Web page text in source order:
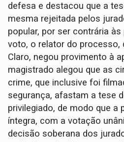
defesa e destacou que a
mesma rejeitada pelos
popular, por ser contrária
voto, o relator do processo,
Claro, negou provimento à
magistrado alegou que as
crime, que inclusive foi
segurança, afastam a tese
privilegiado, de modo que a
íntegra, com a votação
decisão soberana dos